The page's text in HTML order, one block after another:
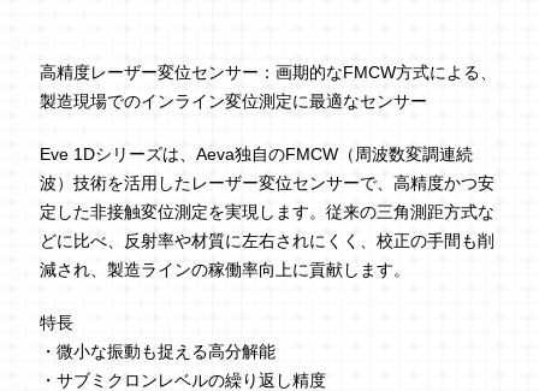
高精度レーザー変位センサー：画期的なFMCW方式による、
製造現場でのインライン変位測定に最適なセンサー
Eve 1Dシリーズは、Aeva独自のFMCW（周波数変調連続
波）技術を活用したレーザー変位センサーで、高精度かつ安
定した非接触変位測定を実現します。従来の三角測距方式な
どに比べ、反射率や材質に左右されにくく、校正の手間も削
減され、製造ラインの稼働率向上に貢献します。
特長
・微小な振動も捉える高分解能
・サブミクロンレベルの繰り返し精度